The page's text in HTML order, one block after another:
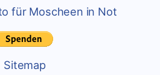
für Moscheen in Not
Sitemap